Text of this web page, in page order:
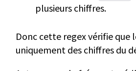
plusieurs chiffres.
Donc cette regex vérifie
uniquement des chiffres du